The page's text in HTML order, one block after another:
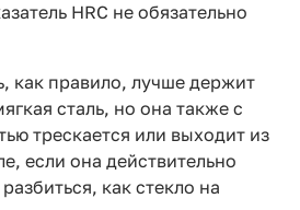
HRC не обязательно
как правило, лучше держит
сталь, но она также с
трескается или выходит из
если она действительно
как стекло на